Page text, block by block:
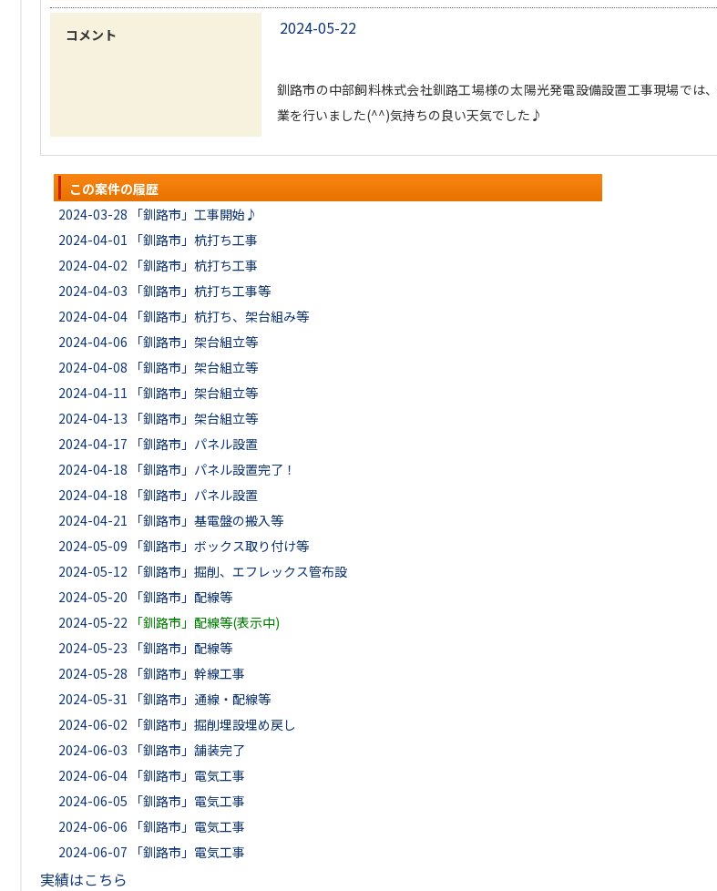
コメント 2024-05-22
釧路市の中部飼料株式会社釧路工場様の太陽光発電設備設置工事現場では
業を行いました(^^)気持ちの良い天気でした♪
この案件の履歴
2024-03-28
「釧路市」工事開始♪
2024-04-01
「釧路市」杭打ち工事
2024-04-02
「釧路市」杭打ち工事
2024-04-03
「釧路市」杭打ち工事等
2024-04-04 「釧路市」杭打ち、架台組み等
2024-04-06
「釧路市」架台組立等
2024-04-08
「釧路市」架台組立等
2024-04-11
「釧路市」架台組立等
2024-04-13
「釧路市」架台組立等
2024-04-17
「釧路市」パネル設置
2024-04-18
「釧路市」パネル設置完了！
2024-04-18
「釧路市」パネル設置
2024-04-21
「釧路市」基電盤の搬入等
2024-05-09
「釧路市」ボックス取り付け等
2024-05-12
「釧路市」掘削、エフレックス管布設
2024-05-20
「釧路市」配線等
2024-05-22
「釧路市」配線等(表示中)
2024-05-23
「釧路市」配線等
2024-05-28
「釧路市」幹線工事
2024-05-31
「釧路市」通線・配線等
2024-06-02
「釧路市」掘削埋設埋め戻し
2024-06-03
「釧路市」舗装完了
2024-06-04 「釧路市」電気工事
2024-06-05
「釧路市」電気工事
2024-06-06
「釧路市」電気工事
2024-06-07
「釧路市」電気工事
実績はこちら